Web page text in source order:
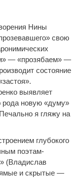
Нины
свою
— «прозябаем» —
состояние
выявляет
рода новую «думу»
я гляжу на
глубокого
поэтам-
(Владислав
и скрытые —